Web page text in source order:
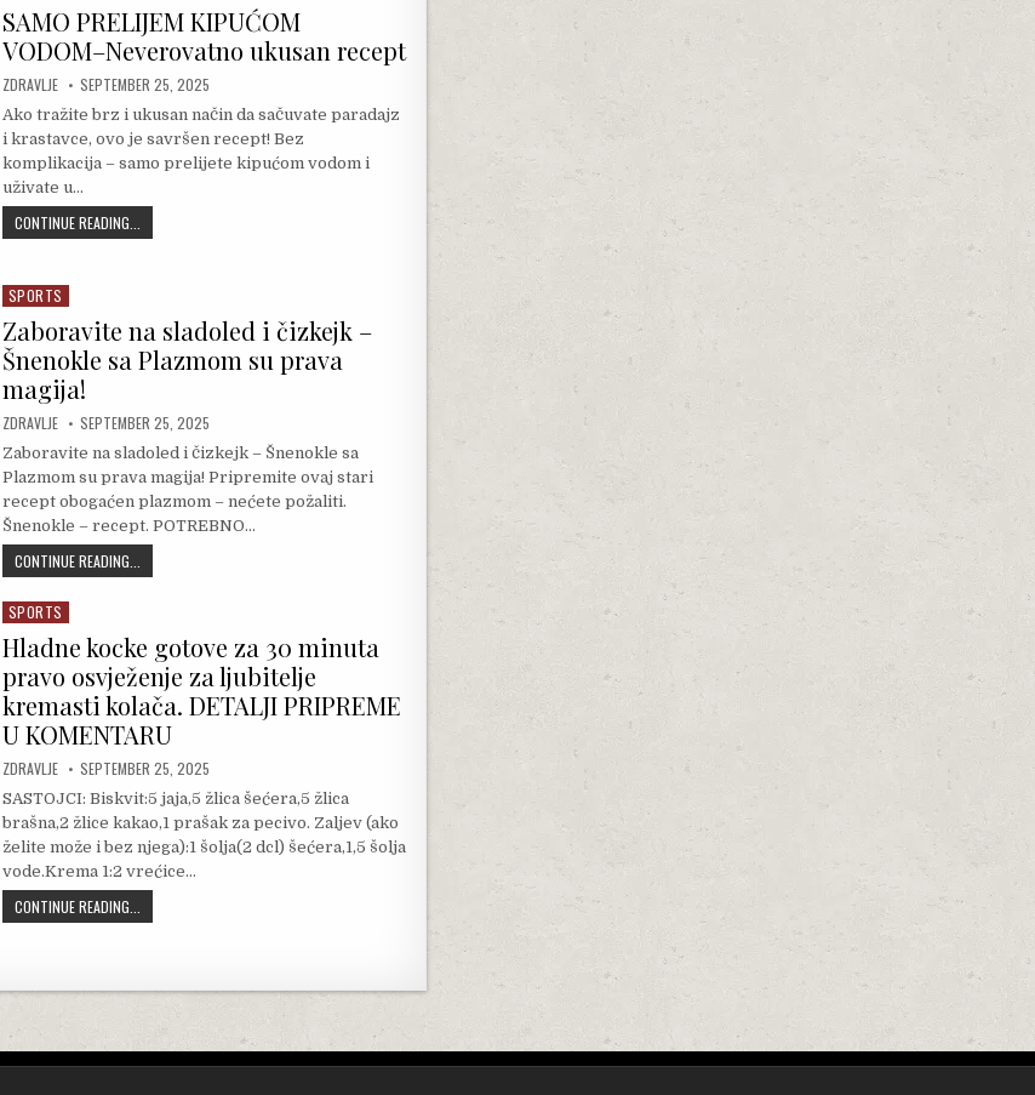
SAMO PRELIJEM KIPUĆOM
VODOM–Neverovatno ukusan recept
AUTHOR:
ZDRAVLJE PUBLISHED DATE:
SEPTEMBER 25, 2025
Ako tražite brz i ukusan način da sačuvate paradajz
i krastavce, ovo je savršen recept! Bez
komplikacija – samo prelijete kipućom vodom i
uživate u…
CONTINUE READING... SAMO PRELIJEM KIPUĆOM VODOM–NEVEROVATNO UKUSAN RECEPT
Posted in
SPORTS
Zaboravite na sladoled i čizkejk –
Šnenokle sa Plazmom su prava
magija!
AUTHOR:
ZDRAVLJE PUBLISHED DATE:
SEPTEMBER 25, 2025
Zaboravite na sladoled i čizkejk – Šnenokle sa
Plazmom su prava magija! Pripremite ovaj stari
recept obogaćen plazmom – nećete požaliti.
Šnenokle – recept. POTREBNO…
CONTINUE READING... ZABORAVITE NA SLADOLED I ČIZKEJK – ŠNENOKLE SA PLAZMOM SU PRAVA MAGIJA!
Posted in
SPORTS
Hladne kocke gotove za 30 minuta
pravo osvježenje za ljubitelje
kremasti kolača. DETALJI PRIPREME
U KOMENTARU
AUTHOR:
ZDRAVLJE PUBLISHED DATE:
SEPTEMBER 25, 2025
SASTOJCI: Biskvit:5 jaja,5 žlica šećera,5 žlica
brašna,2 žlice kakao,1 prašak za pecivo. Zaljev (ako
želite može i bez njega):1 šolja(2 dcl) šećera,1,5 šolja
vode.Krema 1:2 vrećice…
CONTINUE READING... HLADNE KOCKE GOTOVE ZA 30 MINUTA PRAVO OSVJEŽENJE ZA LJUBITELJE KREMASTI KOLAČA. DETALJI PRIPREME U KOMENTARU